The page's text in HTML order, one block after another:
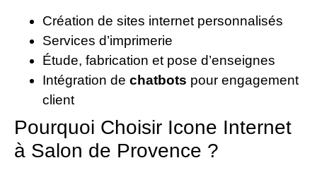
Création de sites internet personnalisés
Services d’imprimerie
Étude, fabrication et pose d’enseignes
Intégration de chatbots pour engagement
client
Pourquoi Choisir Icone Internet
à Salon de Provence ?